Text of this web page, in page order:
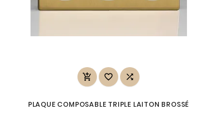
  
PLAQUE COMPOSABLE TRIPLE LAITON BROSSÉ